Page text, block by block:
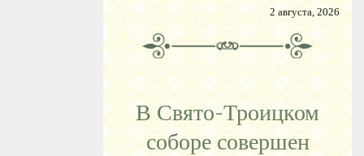
2 августа, 2026
В Свято-Троицком
соборе совершен